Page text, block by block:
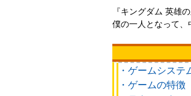
『キングダム 英雄
僕の一人となって、
・ゲームシステ
・ゲームの特徴